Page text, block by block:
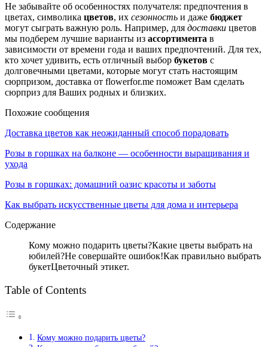
Не забывайте об особенностях получателя: предпочтения в
цветах, символика цветов, их сезонность и даже бюджет
могут сыграть важную роль. Например, для доставки цветов
мы подберем лучшие варианты из ассортимента в
зависимости от времени года и ваших предпочтений. Для тех,
кто хочет удивить, есть отличный выбор букетов с
долговечными цветами, которые могут стать настоящим
сюрпризом, доставка от flowerfor.me поможет Вам сделать
сюрприз для Ваших родных и близких.
Похожие сообщения
Доставка цветов как неожиданный способ порадовать
Розы в горшках на балконе — особенности выращивания и
ухода
Розы в горшках: домашний оазис красоты и заботы
Как выбрать искусственные цветы для дома и интерьера
Содержание
Кому можно подарить цветы?Какие цветы выбрать на
юбилей?Не совершайте ошибок!Как правильно выбрать
букетЦветочный этикет.
Table of Contents
Кому можно подарить цветы?